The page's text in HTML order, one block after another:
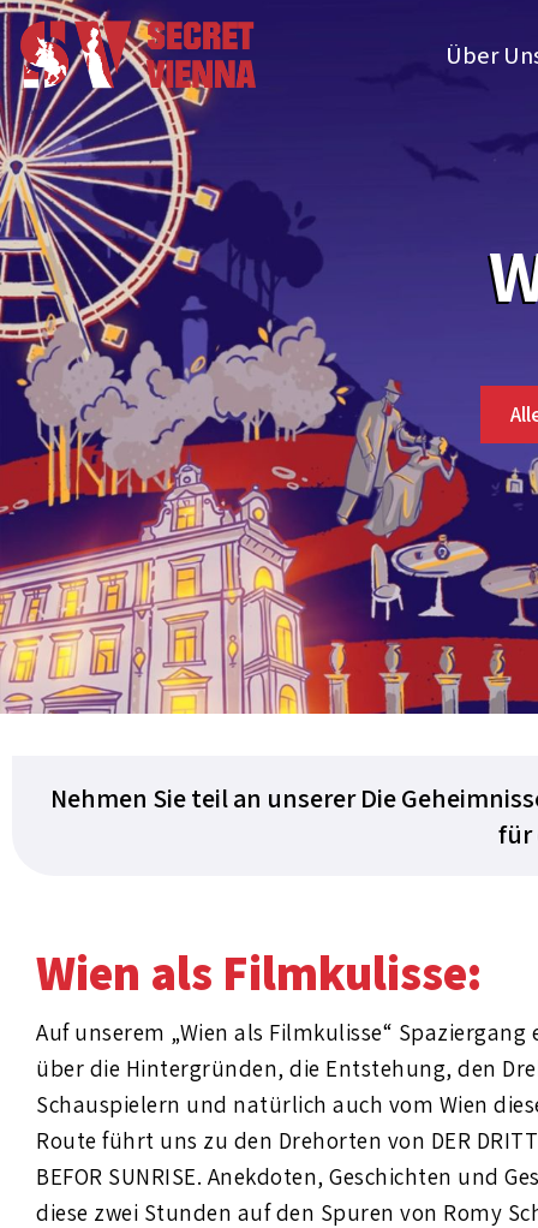
Über
Nehmen Sie teil an unserer Die
für
Wien als Filmkulisse:
Auf unserem „Wien als Filmkulisse“ Spaziergang
über die Hintergründen, die Entstehung, den
Schauspielern und natürlich auch vom Wien
Route führt uns zu den Drehorten von DER
BEFOR SUNRISE. Anekdoten, Geschichten und
diese zwei Stunden auf den Spuren von Romy